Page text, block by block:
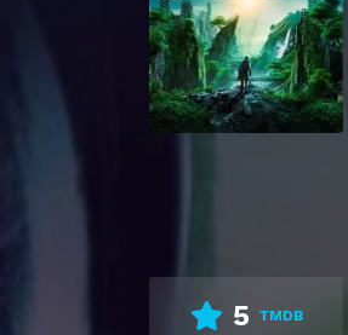
5 TMDB